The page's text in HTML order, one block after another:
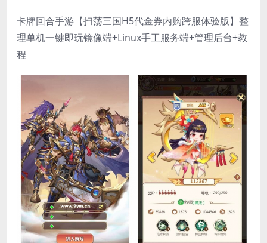
卡牌回合手游【扫荡三国H5代金券内购跨服体验版】整
理单机一键即玩镜像端+Linux手工服务端+管理后台+教
程